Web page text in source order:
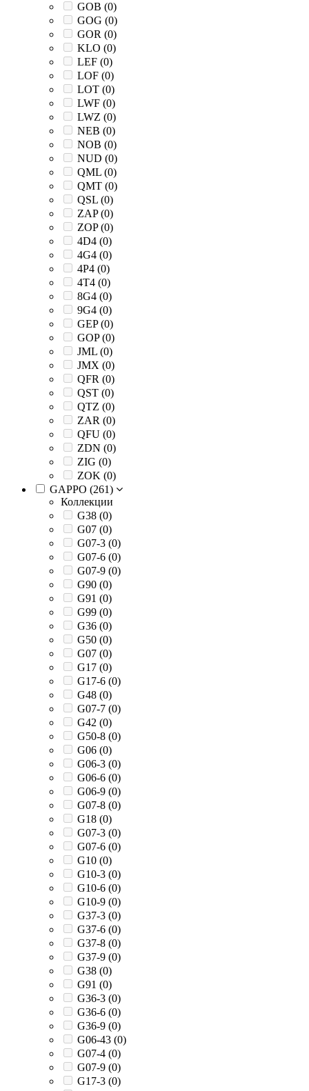
GOB (0)
GOG (0)
GOR (0)
KLO (0)
LEF (0)
LOF (0)
LOT (0)
LWF (0)
LWZ (0)
NEB (0)
NOB (0)
NUD (0)
QML (0)
QMT (0)
QSL (0)
ZAP (0)
ZOP (0)
4D4 (0)
4G4 (0)
4P4 (0)
4T4 (0)
8G4 (0)
9G4 (0)
GEP (0)
GOP (0)
JML (0)
JMX (0)
QFR (0)
QST (0)
QTZ (0)
ZAR (0)
QFU (0)
ZDN (0)
ZIG (0)
ZOK (0)
GAPPO (261)
Коллекции
G38 (0)
G07 (0)
G07-3 (0)
G07-6 (0)
G07-9 (0)
G90 (0)
G91 (0)
G99 (0)
G36 (0)
G50 (0)
G07 (0)
G17 (0)
G17-6 (0)
G48 (0)
G07-7 (0)
G42 (0)
G50-8 (0)
G06 (0)
G06-3 (0)
G06-6 (0)
G06-9 (0)
G07-8 (0)
G18 (0)
G07-3 (0)
G07-6 (0)
G10 (0)
G10-3 (0)
G10-6 (0)
G10-9 (0)
G37-3 (0)
G37-6 (0)
G37-8 (0)
G37-9 (0)
G38 (0)
G91 (0)
G36-3 (0)
G36-6 (0)
G36-9 (0)
G06-43 (0)
G07-4 (0)
G07-9 (0)
G17-3 (0)